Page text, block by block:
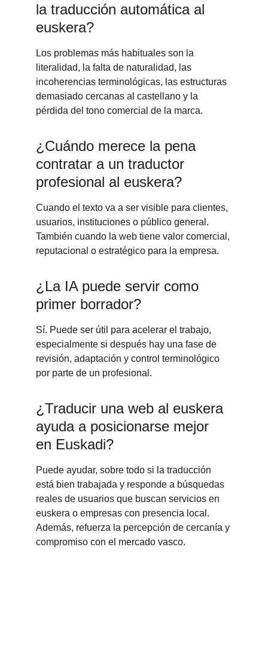
la traducción automática al
euskera?
Los problemas más habituales son la
literalidad, la falta de naturalidad, las
incoherencias terminológicas, las estructuras
demasiado cercanas al castellano y la
pérdida del tono comercial de la marca.
¿Cuándo merece la pena
contratar a un traductor
profesional al euskera?
Cuando el texto va a ser visible para clientes,
usuarios, instituciones o público general.
También cuando la web tiene valor comercial,
reputacional o estratégico para la empresa.
¿La IA puede servir como
primer borrador?
Sí. Puede ser útil para acelerar el trabajo,
especialmente si después hay una fase de
revisión, adaptación y control terminológico
por parte de un profesional.
¿Traducir una web al euskera
ayuda a posicionarse mejor
en Euskadi?
Puede ayudar, sobre todo si la traducción
está bien trabajada y responde a búsquedas
reales de usuarios que buscan servicios en
euskera o empresas con presencia local.
Además, refuerza la percepción de cercanía y
compromiso con el mercado vasco.